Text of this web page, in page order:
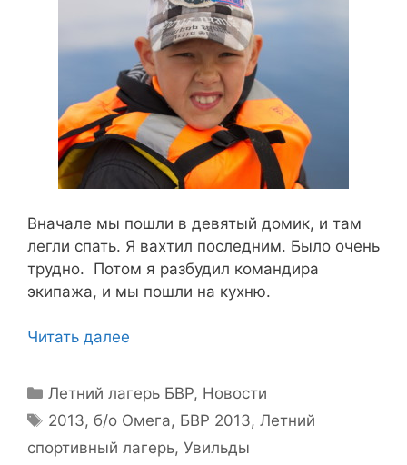
Вначале мы пошли в девятый домик, и там
легли спать. Я вахтил последним. Было очень
трудно. Потом я разбудил командира
экипажа, и мы пошли на кухню.
Читать далее
Рубрики
Летний лагерь БВР, Новости
Метки
2013, б/о Омега, БВР 2013,Летний
спортивный лагерь, Увильды